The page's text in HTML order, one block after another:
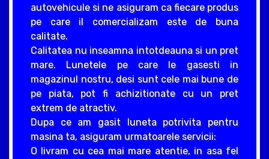
autovehicule si ne asiguram ca fiecare produs
pe care il comercializam este de buna
calitate.
Calitatea nu inseamna intotdeauna si un pret
mare. Lunetele pe care le gasesti in
magazinul nostru, desi sunt cele mai bune de
pe piata, pot fi achizitionate cu un pret
extrem de atractiv.
Dupa ce am gasit luneta potrivita pentru
masina ta, asiguram urmatoarele servicii:
O livram cu cea mai mare atentie, in asa fel